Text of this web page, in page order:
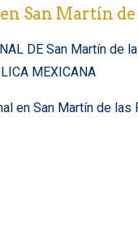
San Martín
DE San Martín
MEXICANA
en San Martín de